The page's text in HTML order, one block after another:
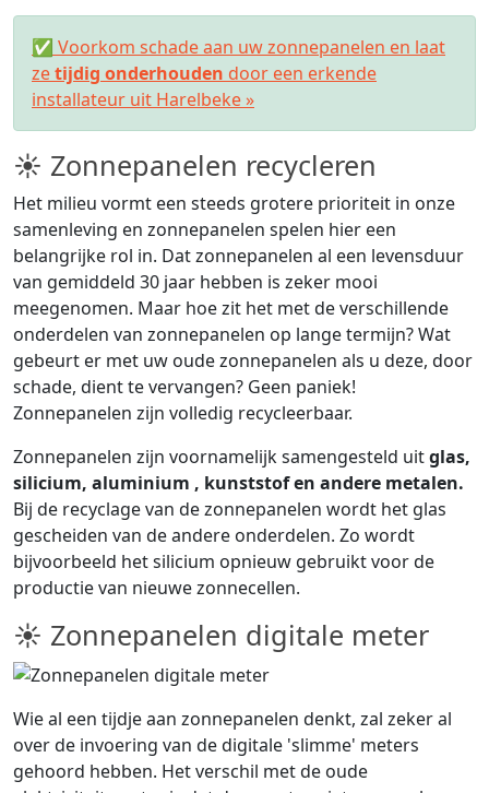
✅ Voorkom schade aan uw zonnepanelen en laat
zetijdig onderhouden door een erkende
installateur uit Harelbeke »
☀ Zonnepanelen recycleren
Het milieu vormt een steeds grotere prioriteit in onze
samenleving en zonnepanelen spelen hier een
belangrijke rol in. Dat zonnepanelen al een levensduur
van gemiddeld 30 jaar hebben is zeker mooi
meegenomen. Maar hoe zit het met de verschillende
onderdelen van zonnepanelen op lange termijn? Wat
gebeurt er met uw oude zonnepanelen als u deze, door
schade, dient te vervangen? Geen paniek!
Zonnepanelen zijn volledig recycleerbaar.
Zonnepanelen zijn voornamelijk samengesteld uitglas,
silicium, aluminium , kunststof en andere metalen.
Bij de recyclage van de zonnepanelen wordt het glas
gescheiden van de andere onderdelen. Zo wordt
bijvoorbeeld het silicium opnieuw gebruikt voor de
productie van nieuwe zonnecellen.
☀ Zonnepanelen digitale meter
Wie al een tijdje aan zonnepanelen denkt, zal zeker al
over de invoering van de digitale 'slimme' meters
gehoord hebben. Het verschil met de oude